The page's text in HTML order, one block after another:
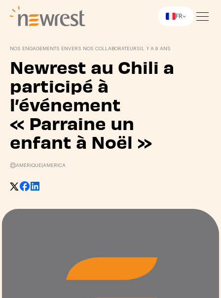
FR
NOS ENGAGEMENTS ENVERS NOS COLLABORATEURS IL Y A 9 ANS
Newrest au Chili a
participé à
l’événement
« Parraine un
enfant à Noël »
AMÉRIQUE AMERICA